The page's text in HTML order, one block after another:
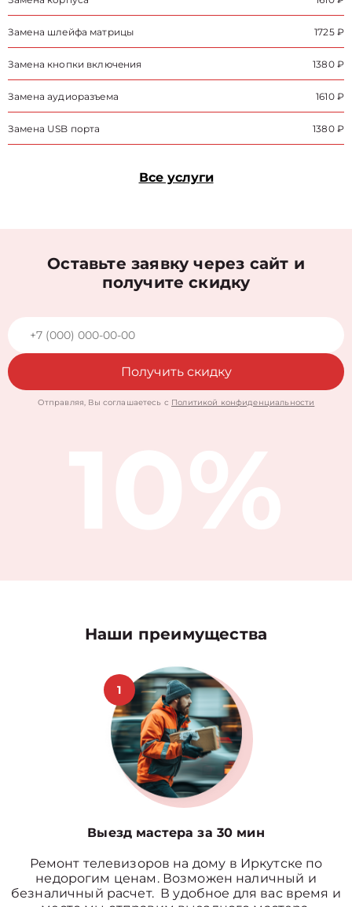
Замена шлейфа матрицы 1725 ₽
Замена кнопки включения 1380 ₽
Замена аудиоразъема 1610 ₽
Замена USB порта 1380 ₽
Все услуги
Оставьте заявку через сайт и
получите скидку
Получить скидку
Отправляя, Вы соглашаетесь с Политикой конфиденциальности
Наши преимущества
1
Выезд мастера за 30 мин
Ремонт телевизоров на дому в Иркутске по
недорогим ценам. Возможен наличный и
безналичный расчет. В удобное для вас время и